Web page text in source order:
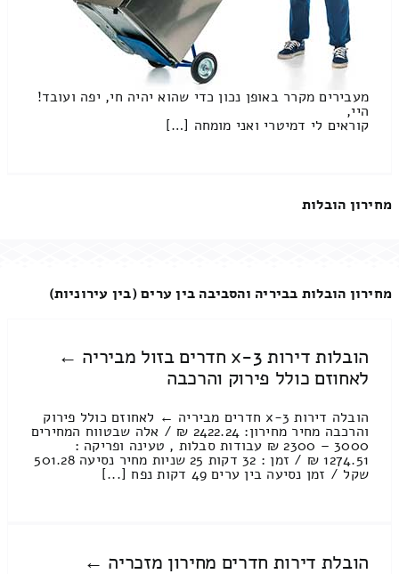
מעבירים מקרר באופן נכון כדי שהוא יהיה חי, יפה ועובד!
היי,
קוראים לי דמיטרי ואני מומחה […]
מחירון הובלות
מחירון הובלות בביריה והסביבה בין ערים (בין עירוניות)
הובלות דירות 3-x חדרים בזול מביריה ←
לאחוזם כולל פירוק והרכבה
הובלה דירות 3-x חדרים מביריה ← לאחוזם כולל פירוק
והרכבה מחיר מחירון: 2422.24 ₪ / אלה שבטווח המחירים
3000 – 2300 ₪ עבודות סבלות , טעינה ופריקה :
1274.51 ₪ / זמן : 32 דקות 25 שניות מחיר נסיעה 501.28
שקל / זמן נסיעה בין ערים 49 דקות נפח [...]
הובלת דירות חדרים מחירון מזכריה ←